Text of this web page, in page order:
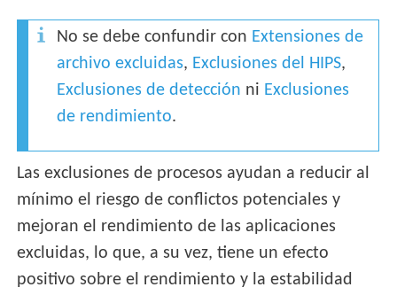
No se debe confundir con Extensiones de
archivo excluidas, Exclusiones del HIPS,
Exclusiones de detección ni Exclusiones
de rendimiento.
Las exclusiones de procesos ayudan a reducir al
mínimo el riesgo de conflictos potenciales y
mejoran el rendimiento de las aplicaciones
excluidas, lo que, a su vez, tiene un efecto
positivo sobre el rendimiento y la estabilidad